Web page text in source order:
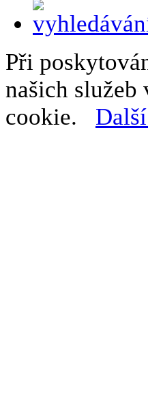
Při
našich služeb
cookie.